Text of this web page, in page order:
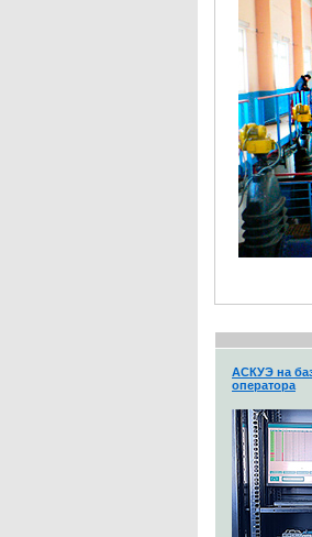
АСКУЭ на
оператора